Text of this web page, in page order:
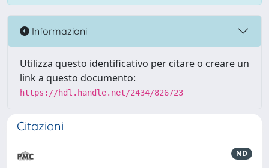
Informazioni
Utilizza questo identificativo per citare o creare un
link a questo documento:
https://hdl.handle.net/2434/826723
Citazioni
ND